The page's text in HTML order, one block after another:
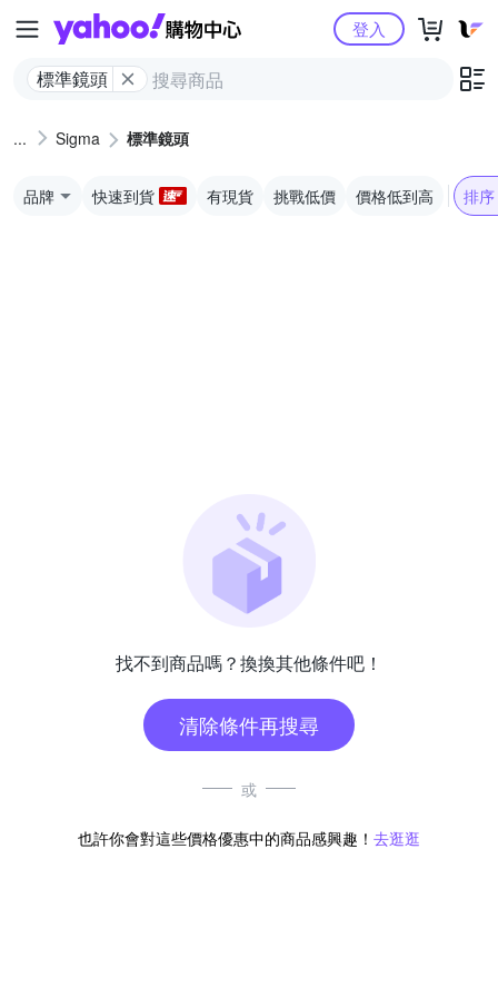
Yahoo購物中心
標準鏡頭
登入
Sigma 標準鏡頭
品牌 快速到貨 有現貨 挑戰低價 價格低到高 排序
找不到商品嗎？換換其他條件吧！
清除條件再搜尋
或
也許你會對這些價格優惠中的商品感興趣！ 去逛逛